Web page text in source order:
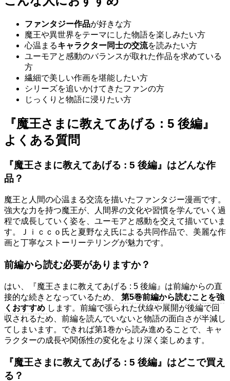
ファンタジー作品が好きな方
魔王や異世界をテーマにした物語を楽しみたい方
心温まるキャラクター同士の交流を読みたい方
ユーモアと感動のバランスが取れた作品を求めている
方
繊細で美しい作画を堪能したい方
シリーズを追いかけてきたファンの方
じっくりと物語に浸りたい方
『魔王さまに教えてあげる : 5 後編』
よくある質問
『魔王さまに教えてあげる : 5 後編』はどんな作
品？
魔王と人間の心温まる交流を描いたファンタジー漫画です。
強大な力を持つ魔王が、人間界の文化や習慣を学んでいく過
程で成長していく姿を、ユーモアと感動を交えて描いていま
す。Ｊｉｃｃｏ氏と夏野なえ氏による共同作品で、美麗な作
画と丁寧なストーリーテリングが魅力です。
前編から読む必要がありますか？
はい、『魔王さまに教えてあげる : 5 後編』は前編からの直
接的な続きとなっているため、
第5巻前編から読むことを強
くおすすめ します。前編で張られた伏線や展開が後編で回
収されるため、前編を読んでいないと物語の面白さが半減し
てしまいます。できれば第1巻から読み進めることで、キャ
ラクターの成長や関係性の変化をより深く楽しめます。
『魔王さまに教えてあげる : 5 後編』はどこで買え
る？